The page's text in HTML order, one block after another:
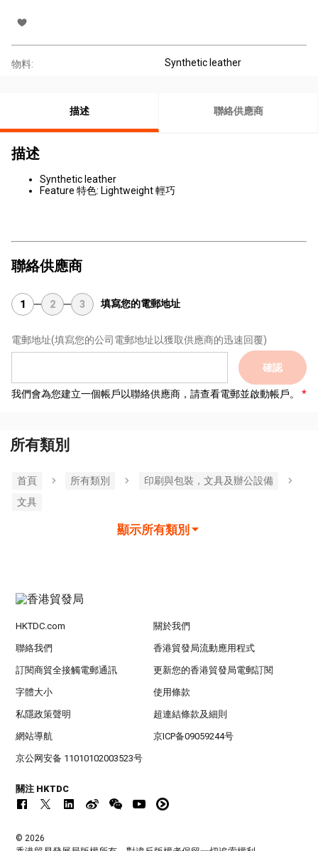
物料: Synthetic leather
描述 聯絡供應商
描述
Synthetic leather
Feature 特色: Lightweight 輕巧
聯絡供應商
1 2 3 填寫您的電郵地址
電郵地址(填寫您的公司電郵地址以獲取供應商的迅速回覆)
確認
我們會為您建立一個帳戶以聯絡供應商，請查看電郵並啟動帳戶。
所有類別
首頁 所有類別
印刷與包裝，文具及辦公設備
文具
顯示所有類別
HKTDC.com 關於我們
聯絡我們 香港貿發局流動應用程式
訂閱商貿全接觸電郵通訊 更新您的香港貿發局電郵訂閱
字體大小 使用條款
私隱政策聲明 超連結條款及細則
網站導航 京ICP备09059244号
京公网安备 11010102003523号
關注 HKTDC
© 2026